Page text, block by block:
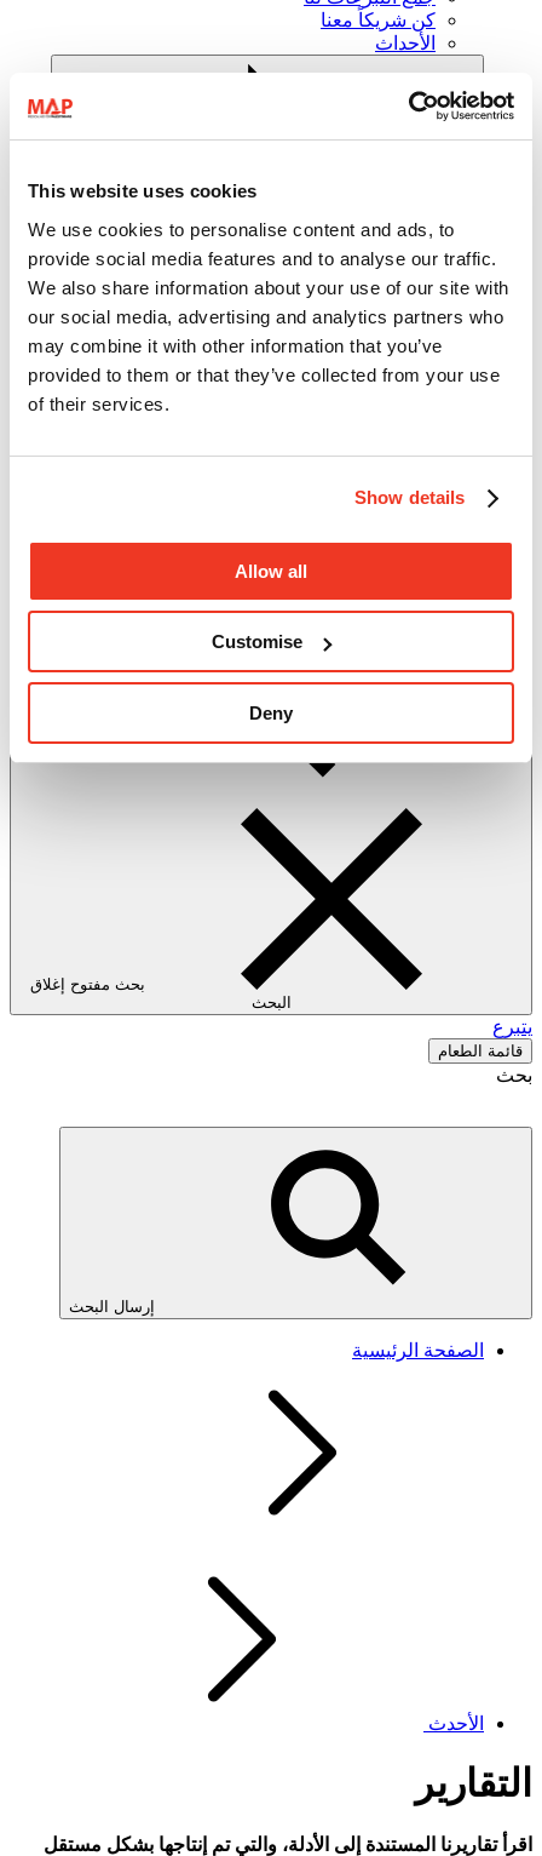
This website uses cookies
We use cookies to personalise content and ads, to
provide social media features and to analyse our traffic.
We also share information about your use of our site with
our social media, advertising and analytics partners who
may combine it with other information that you’ve
provided to them or that they’ve collected from your use
of their services.
Show details
Allow all
Customise
Deny
كن شريكاً معنا
الأحداث
الأحدث
الأخبار
قصص
يتبرع
بحث مفتوح إغلاق
البحث
يتبرع
قائمة الطعام
بحث
إرسال البحث
الصفحة الرئيسية
الأحدث
التقارير
اقرأ تقاريرنا المستندة إلى الأدلة، والتي تم إنتاجها بشكل مستقل